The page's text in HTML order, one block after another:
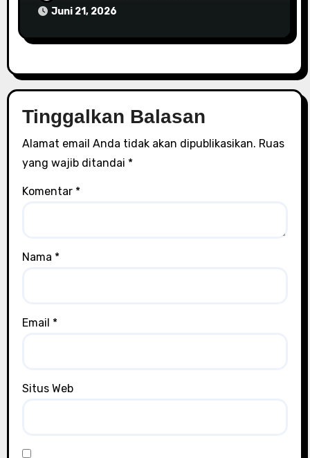
Juni 21, 2026
Tinggalkan Balasan
Alamat email Anda tidak akan dipublikasikan. Ruas
yang wajib ditandai *
Komentar *
Nama *
Email *
Situs Web